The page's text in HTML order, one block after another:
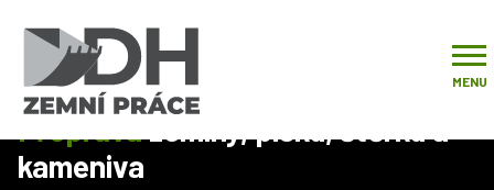
MENU
ÚvodNaše služby
Přeprava materiálu
Přeprava zeminy, písku, štěrku a kameniva
Přepravazeminy, písku, štěrku a
kameniva